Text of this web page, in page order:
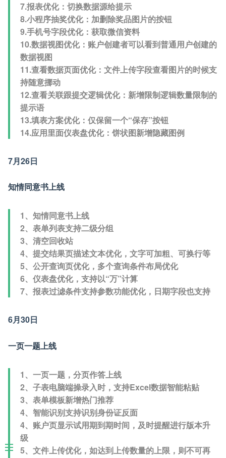
7.报表优化：切换数据源给提示
8.小程序抽奖优化：加删除奖品图片的按钮
9.手机号字段优化：获取微信资料
10.数据视图优化：账户创建者可以看到普通用户创建的
数据视图
11.查看数据页面优化：文件上传字段查看图片的时候支
持随意挪动
12.查看关联跟提交逻辑优化：新增限制逻辑数量限制的
提示语
13.填表方案优化：仅保留一个“保存”按钮
14.应用里面仪表盘优化：饼状图新增隐藏图例
7月26日
知情同意书上线
1、知情同意书上线
2、表单列表支持二级分组
3、清空回收站
4、提交结果页描述文本优化，文字可加粗、可换行等
5、公开查询页优化，多个查询条件布局优化
6、仪表盘优化，支持以“万”计算
7、报表过滤条件支持参数功能优化，日期字段也支持
6月30日
一页一题上线
1、一页一题，分页作答上线
2、子表电脑端操录入时，支持Excel数据智能粘贴
3、表单模板新增热门推荐
4、智能识别支持识别身份证反面
4、账户页显示试用期到期时间，及时提醒进行版本升
级
5、文件上传优化，如达到上传数量的上限，则不可再